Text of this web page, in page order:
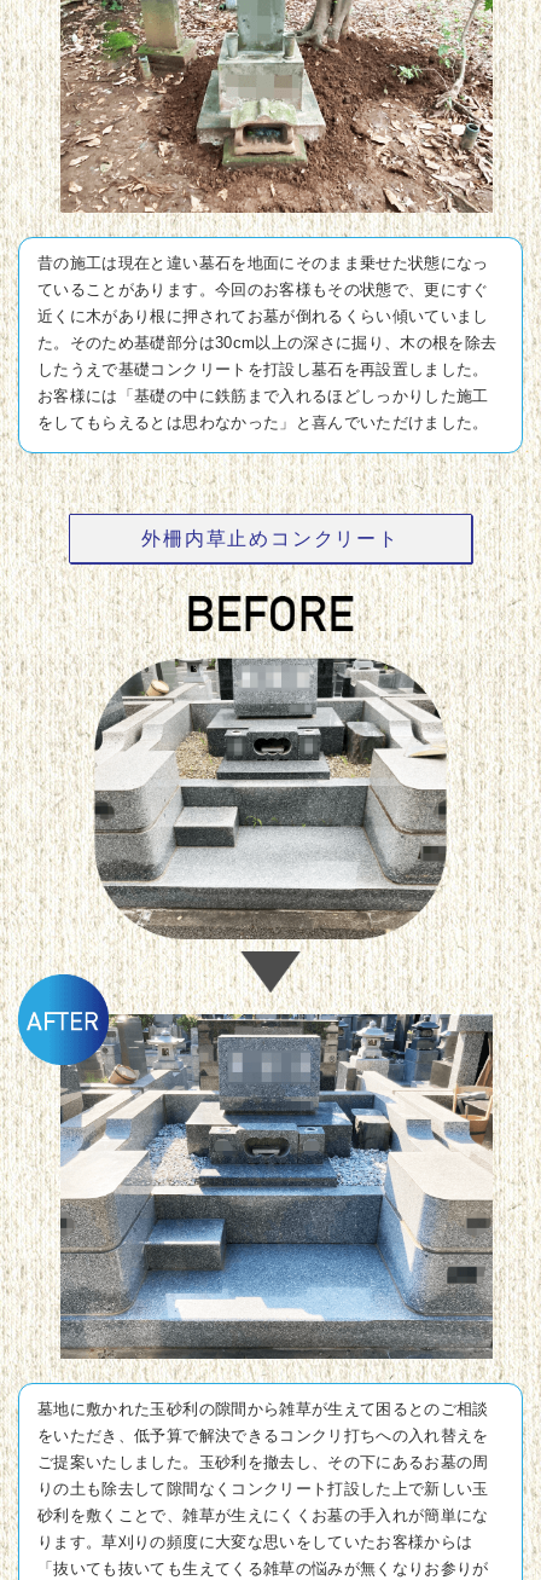
昔の施工は現在と違い墓石を地面にそのまま乗せた状態になっ
ていることがあります。今回のお客様もその状態で、更にすぐ
近くに木があり根に押されてお墓が倒れるくらい傾いていまし
た。そのため基礎部分は30cm以上の深さに掘り、木の根を除去
したうえで基礎コンクリートを打設し墓石を再設置しました。
お客様には「基礎の中に鉄筋まで入れるほどしっかりした施工
をしてもらえるとは思わなかった」と喜んでいただけました。
外柵内草止めコンクリート
墓地に敷かれた玉砂利の隙間から雑草が生えて困るとのご相談
をいただき、低予算で解決できるコンクリ打ちへの入れ替えを
ご提案いたしました。玉砂利を撤去し、その下にあるお墓の周
りの土も除去して隙間なくコンクリート打設した上で新しい玉
砂利を敷くことで、雑草が生えにくくお墓の手入れが簡単にな
ります。草刈りの頻度に大変な思いをしていたお客様からは
「抜いても抜いても生えてくる雑草の悩みが無くなりお参りが